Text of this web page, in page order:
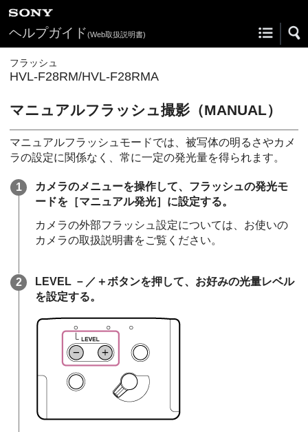
ヘルプガイド(Web取扱説明書)
フラッシュ
HVL-F28RM/HVL-F28RMA
マニュアルフラッシュ撮影（MANUAL）
マニュアルフラッシュモードでは、被写体の明るさやカメ
ラの設定に関係なく、常に一定の発光量を得られます。
カメラのメニューを操作して、フラッシュの発光モ
ードを［マニュアル発光］に設定する。
カメラの外部フラッシュ設定については、お使いの
カメラの取扱説明書をご覧ください。
LEVEL －／＋ボタンを押して、お好みの光量レベル
を設定する。